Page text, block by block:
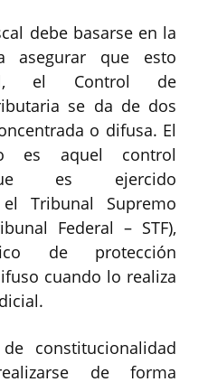
debe basarse en la
asegurar que esto
el Control de
se da de dos
o difusa. El
es aquel control
es ejercido
Tribunal Supremo
Federal – STF),
de protección
cuando lo realiza
constitucionalidad
de forma